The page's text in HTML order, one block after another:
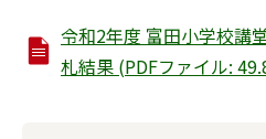
令和2年度 富田小学校講
札結果 (PDFファイル: